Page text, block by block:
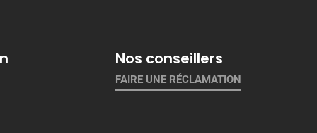
Nos conseillers
FAIRE UNE RÉCLAMATION